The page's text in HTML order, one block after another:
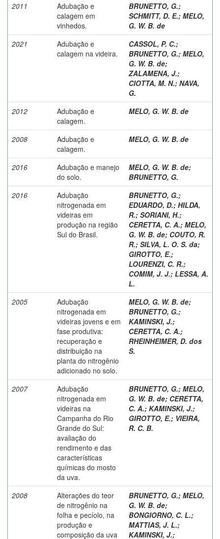
2011
Adubação e
calagem em
vinhedos.
BRUNETTO, G.;
SCHMITT, D. E.; MELO,
G. W. B. de
2021
Adubação e
calagem na videira.
CASSOL, P. C.;
BRUNETTO, G.; MELO,
G. W. B. de;
ZALAMENA, J.;
CIOTTA, M. N.; NAVA,
G.
2012
Adubação e
calagem.
MELO, G. W. B. de
2008
Adubação e
calagem.
MELO, G. W. B. de
2016
Adubação e manejo
do solo.
MELO, G. W. B. de;
BRUNETTO, G.
2016
Adubação
nitrogenada em
videiras em
produção na região
Sul do Brasil.
BRUNETTO, G.;
EDUARDO, D.; HILDA,
R.; SORIANI, H.;
CERETTA, C. A.; MELO,
G. W. B. de; COUTO, R.
R.; SILVA, L. O. S. da;
GIROTTO, E.;
LOURENZI, C. R.;
COMIM, J. J.; LESSA, A.
L.
2005
Adubação
nitrogenada em
videiras jovens e em
fase produtiva:
recuperação e
distribuição na
planta do nitrogênio
adicionado no solo.
MELO, G. W. B. de;
BRUNETTO, G.;
KAMINSKI, J.;
CERETTA, C. A.;
RHEINHEIMER, D. dos
S.
2007
Adubação
nitrogenada em
videiras na
Campanha do Rio
Grande do Sul:
avaliação do
rendimento e das
características
químicas do mosto
da uva.
BRUNETTO, G.; MELO,
G. W. B. de; CERETTA,
C. A.; KAMINSKI, J.;
GIROTTO, E.; VIEIRA,
R. C. B.
2008
Alterações do teor
de nitrogênio na
folha e pecíolo, na
produção e
composição da uva
BRUNETTO, G.; MELO,
G. W. B. de;
BONGIORNO, C. L.;
MATTIAS, J. L.;
KAMINSKI, J.;